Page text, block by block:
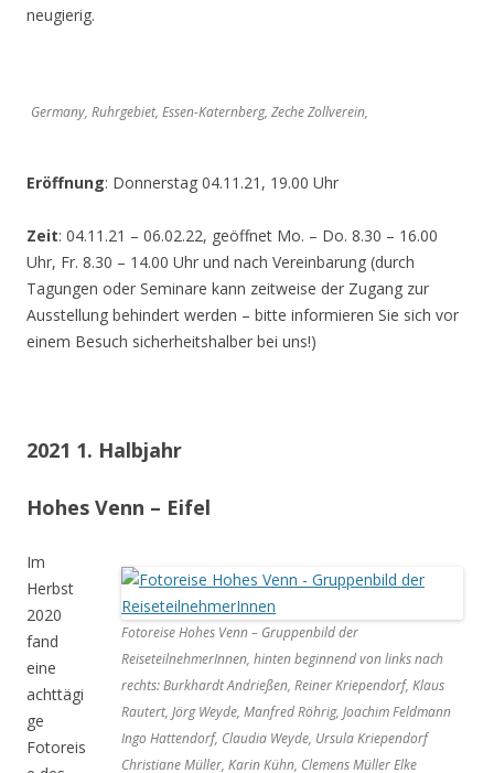
neugierig.
Germany, Ruhrgebiet, Essen-Katernberg, Zeche Zollverein,
Eröffnung: Donnerstag 04.11.21, 19.00 Uhr
Zeit: 04.11.21 – 06.02.22, geöffnet Mo. – Do. 8.30 – 16.00
Uhr, Fr. 8.30 – 14.00 Uhr und nach Vereinbarung (durch
Tagungen oder Seminare kann zeitweise der Zugang zur
Ausstellung behindert werden – bitte informieren Sie sich vor
einem Besuch sicherheitshalber bei uns!)
2021 1. Halbjahr
Hohes Venn – Eifel
Fotoreise Hohes Venn – Gruppenbild der
ReiseteilnehmerInnen, hinten beginnend von links nach
rechts: Burkhardt Andrießen, Reiner Kriependorf, Klaus
Rautert, Jörg Weyde, Manfred Röhrig, Joachim Feldmann
Ingo Hattendorf, Claudia Weyde, Ursula Kriependorf
Christiane Müller, Karin Kühn, Clemens Müller Elke
Im
Herbst
2020
fand
eine
achttägi
ge
Fotoreis